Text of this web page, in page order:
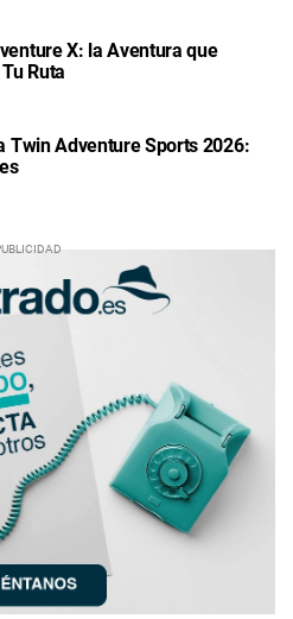
X: la Aventura que
Ruta
Twin Adventure Sports 2026: